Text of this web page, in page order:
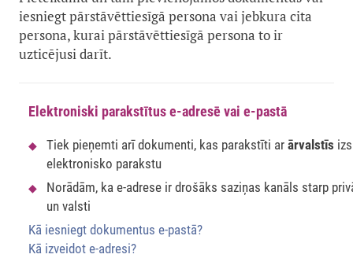
iesniegt pārstāvēttiesīgā persona vai jebkura cita
persona, kurai pārstāvēttiesīgā persona to ir
uzticējusi darīt.
Elektroniski parakstītus e-adresē vai e-pastā
Tiek pieņemti arī dokumenti, kas parakstīti ar ārvalstīs
elektronisko parakstu
Norādām, ka e-adrese ir drošāks saziņas kanāls starp
un valsti
Kā iesniegt dokumentus e-pastā?
Kā izveidot e-adresi?